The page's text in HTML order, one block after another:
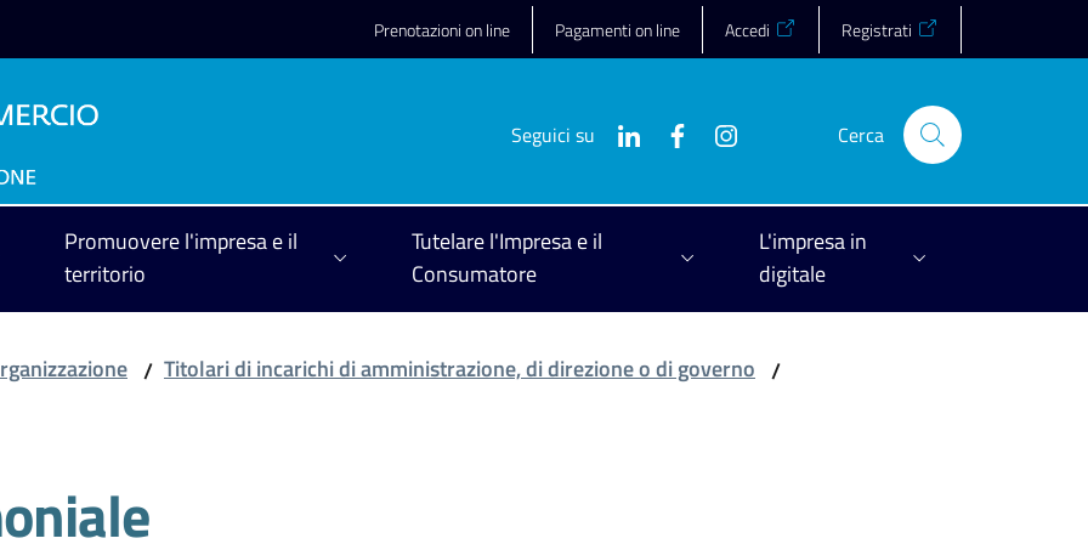
Prenotazioni on line Pagamenti on line Accedi Registrati
Seguici su Cerca
Promuovere l'impresa e il
territorio
Tutelare l'Impresa e il
Consumatore
L'impresa in
digitale
/ Titolari di incarichi di amministrazione, di direzione o di governo /